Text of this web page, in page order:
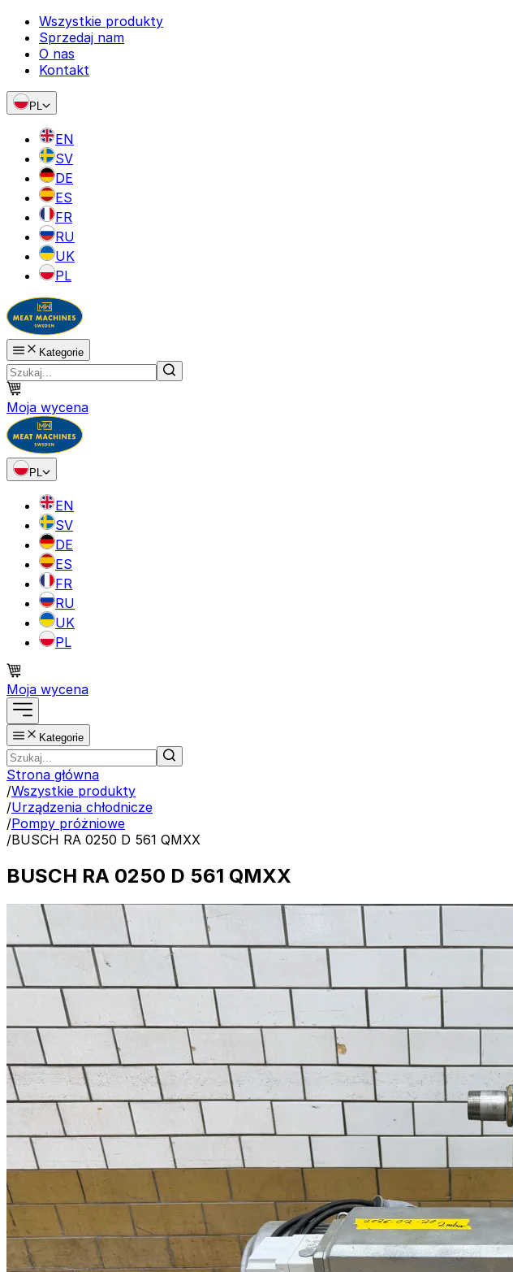
Wszystkie produkty
Sprzedaj nam
O nas
Kontakt
PL
EN
SV
DE
ES
FR
RU
UK
PL
Kategorie
Moja wycena
PL
EN
SV
DE
ES
FR
RU
UK
PL
Moja wycena
Kategorie
Strona główna
/Wszystkie produkty
/Urządzenia chłodnicze
/Pompy próżniowe
/BUSCH RA 0250 D 561 QMXX
BUSCH RA 0250 D 561 QMXX